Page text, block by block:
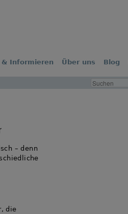
& Informieren Über uns Blog
– denn
die